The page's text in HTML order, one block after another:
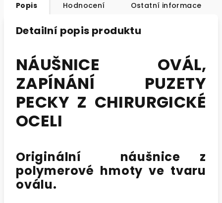
Popis Hodnocení Ostatní informace
Detailní popis produktu
NÁUŠNICE OVÁL,
ZAPÍNÁNÍ PUZETY
PECKY Z CHIRURGICKÉ
OCELI
Originální náušnice z
polymerové hmoty ve tvaru
oválu.